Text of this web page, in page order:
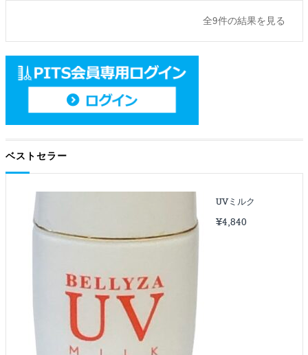
全9件の結果を見る
ベストセラー
UVミルク
¥4,840